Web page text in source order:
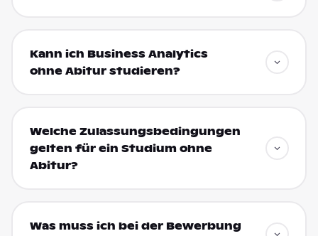
Kann ich Business Analytics
ohne Abitur studieren?
Welche Zulassungsbedingungen
gelten für ein Studium ohne
Abitur?
Was muss ich bei der Bewerbung